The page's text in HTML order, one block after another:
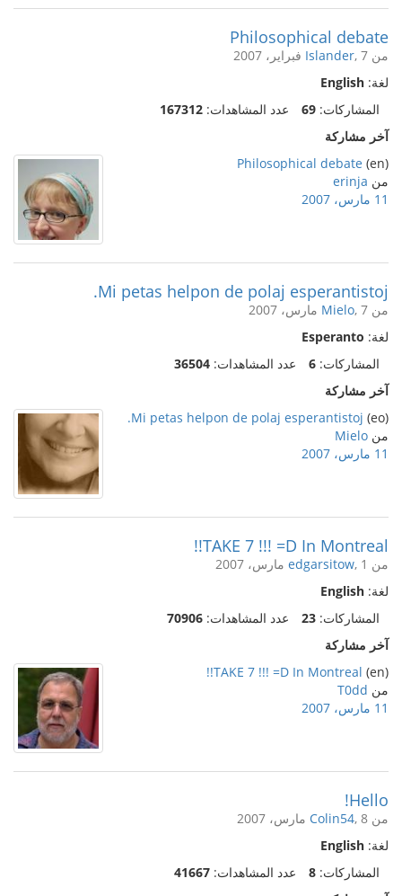
Philosophical debate
من Islander, 7 فبراير، 2007
لغة: English
المشاركات: 69 عدد المشاهدات: 167312
آخر مشاركة
(en)
Philosophical debate
من erinja
11 مارس، 2007
Mi petas helpon de polaj esperantistoj.
من Mielo, 7 مارس، 2007
لغة: Esperanto
المشاركات: 6 عدد المشاهدات: 36504
آخر مشاركة
(eo)
Mi petas helpon de polaj esperantistoj.
من Mielo
11 مارس، 2007
TAKE 7 !!! =D In Montreal!!
من edgarsitow, 1 مارس، 2007
لغة: English
المشاركات: 23 عدد المشاهدات: 70906
آخر مشاركة
(en)
TAKE 7 !!! =D In Montreal!!
من T0dd
11 مارس، 2007
Hello!
من Colin54, 8 مارس، 2007
لغة: English
المشاركات: 8 عدد المشاهدات: 41667